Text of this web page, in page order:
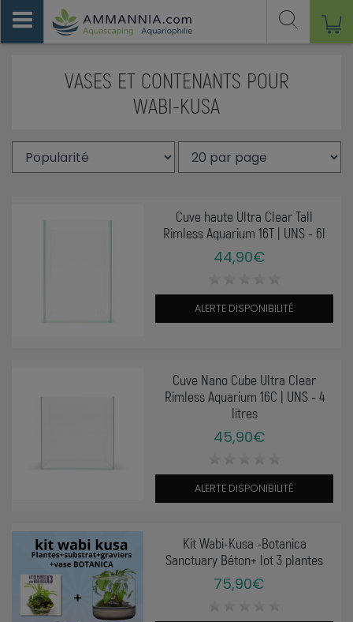
VASES ET CONTENANTS POUR
WABI-KUSA
Cuve haute Ultra Clear Tall
Rimless Aquarium 16T | UNS - 6l
44,90€
ALERTE DISPONIBILITÉ
Cuve Nano Cube Ultra Clear
Rimless Aquarium 16C | UNS - 4
litres
45,90€
ALERTE DISPONIBILITÉ
Kit Wabi-Kusa -Botanica
Sanctuary Béton+ lot 3 plantes
75,90€